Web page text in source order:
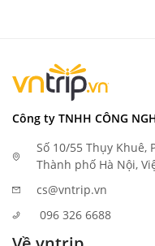
Công ty TNHH CÔNG
Số 10/55 Thụy Khuê,
Thành phố Hà Nội,
cs@vntrip.vn
096 326 6688